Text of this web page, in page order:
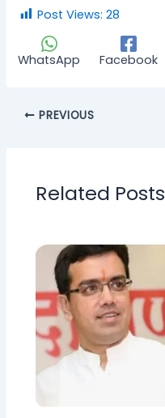
Post Views: 28
WhatsApp Facebook
PREVIOUS
Related Posts